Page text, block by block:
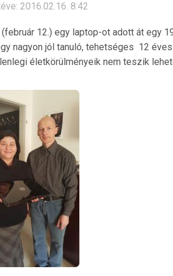
2016.02.16. 8:42
12.) egy laptop-ot adott át egy
nagyon jól tanuló, tehetséges 12
életkörülményeik nem teszik